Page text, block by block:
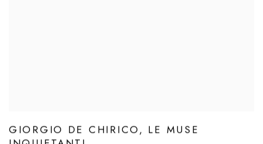
GIORGIO DE CHIRICO, LE MUSE